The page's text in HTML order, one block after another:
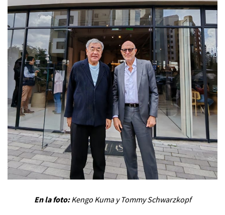
En la foto: Kengo Kuma y Tommy Schwarzkopf